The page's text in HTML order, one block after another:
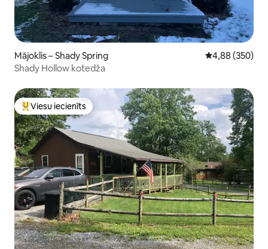
Mājoklis – Shady Spring Vidējais
4,88 (350)
Shady Hollow kotedža
Populārs viesu iecienīts mājoklis
Viesu iecienīts